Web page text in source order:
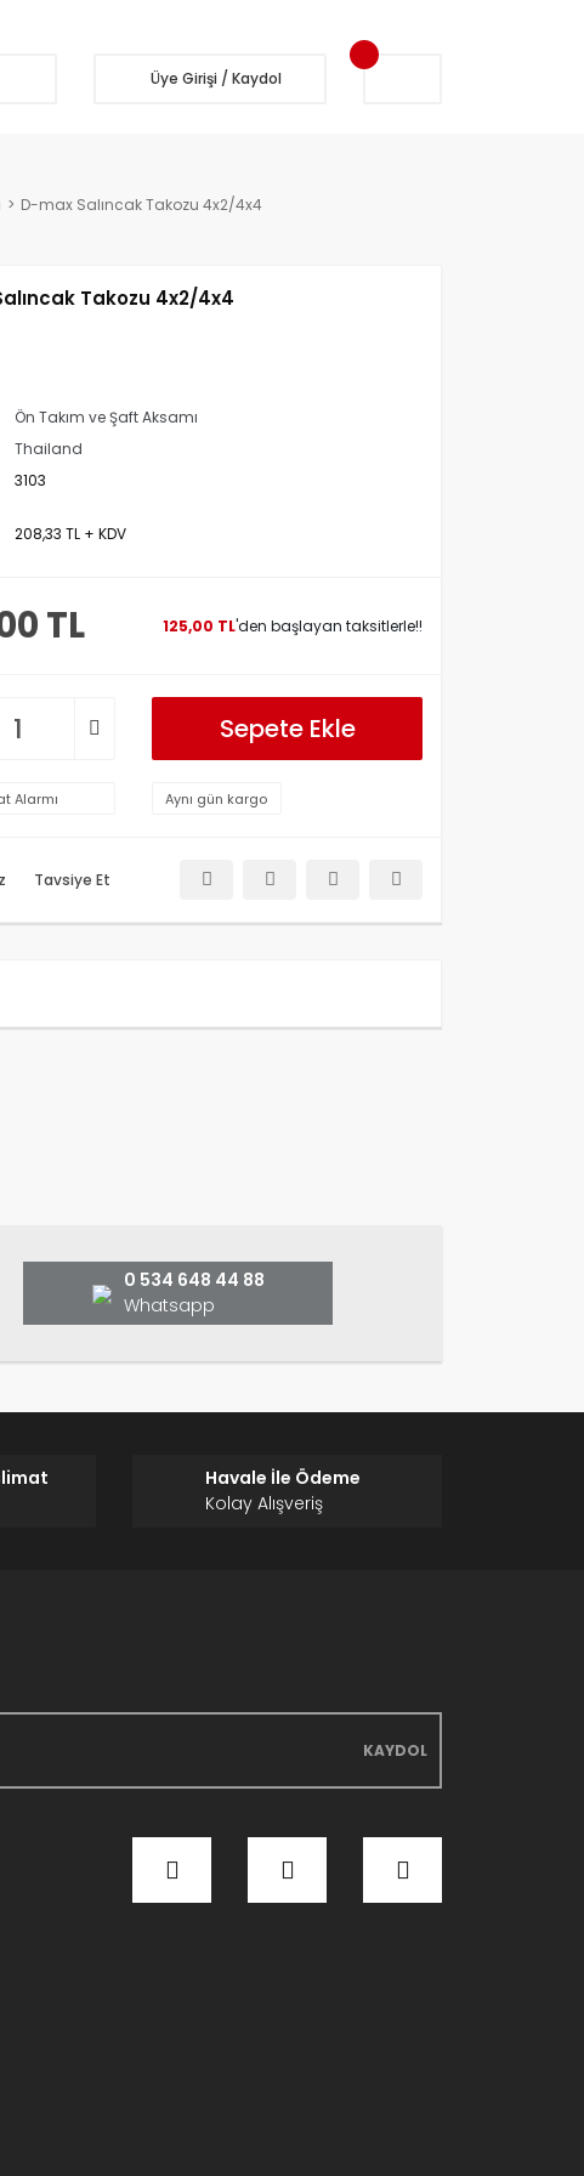
Üye Girişi / Kaydol
D-max Salıncak Takozu 4x2/4x4
Takozu 4x2/4x4
Ön Takım ve Şaft Aksamı
Thailand
3103
208,33 TL + KDV
TL 125,00 TL'den başlayan taksitlerle!!
Sepete Ekle
Alarmı Aynı gün kargo
Tavsiye Et
0 534 648 44 88
Whatsapp
Havale İle Ödeme
Kolay Alışveriş
KAYDOL